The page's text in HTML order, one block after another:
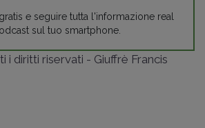
e seguire tutta l'informazione real
sul tuo smartphone.
diritti riservati - Giuffrè Francis